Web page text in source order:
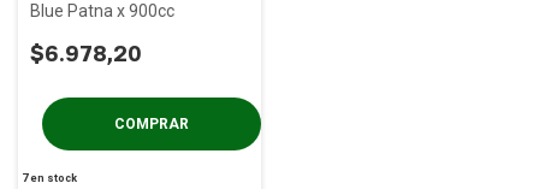
Blue Patna x 900cc
$6.978,20
7en stock